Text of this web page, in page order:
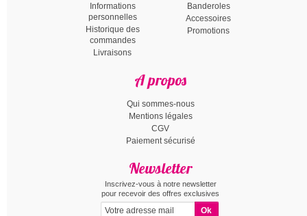
Informations
personnelles
Historique des
commandes
Livraisons
Banderoles
Accessoires
Promotions
A propos
Qui sommes-nous
Mentions légales
CGV
Paiement sécurisé
Newsletter
Inscrivez-vous à notre newsletter
pour recevoir des offres exclusives